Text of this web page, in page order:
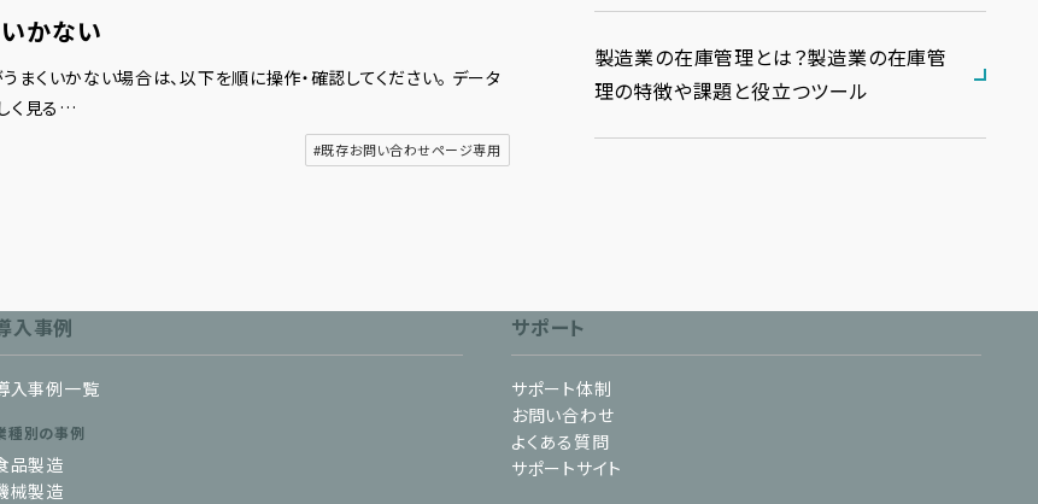
かない
くいかない場合は、以下を順に操作・確認してください。 データ
く見る…
#既存お問い合わせページ専用
製造業の在庫管理とは？製造業の在庫管
理の特徴や課題と役立つツール
入事例
入事例一覧
種別の事例
品製造
械製造
サポート
サポート体制
お問い合わせ
よくある質問
サポートサイト